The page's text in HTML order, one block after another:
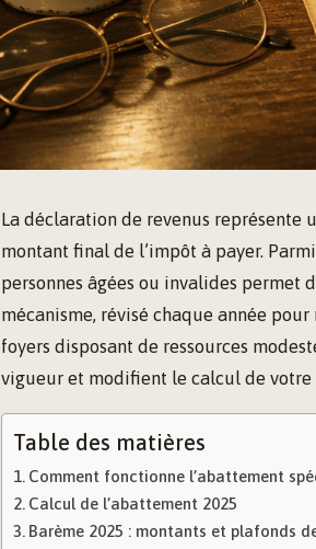
La déclaration de revenus représente
montant final de l’impôt à payer.
personnes âgées ou invalides permet
mécanisme, révisé chaque année
foyers disposant de ressources
vigueur et modifient le calcul de votre
Table des matières
Comment fonctionne l’abattement
Calcul de l’abattement 2025
Barème 2025 : montants et plafonds